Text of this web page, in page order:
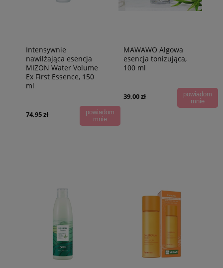
Intensywnie
nawilżająca esencja
MIZON Water Volume
Ex First Essence, 150
ml
74,95 zł
powiadom
mnie
MAWAWO Algowa
esencja tonizująca,
100 ml
39,00 zł
powiadom
mnie